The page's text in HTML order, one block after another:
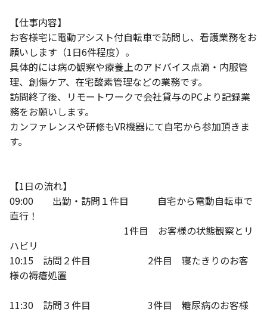
【仕事内容】
お客様宅に電動アシスト付自転車で訪問し、看護業務をお
願いします（1日6件程度）。
具体的には病の観察や療養上のアドバイス点滴・内服管
理、創傷ケア、在宅酸素管理などの業務です。
訪問終了後、リモートワークで会社貸与のPCより記録業
務をお願いします。
カンファレンスや研修もVR機器にて自宅から参加頂きま
す。
【1日の流れ】
09:00 出勤・訪問１件目 自宅から電動自転車で
直行！
1件目 お客様の状態観察とリ
ハビリ
10:15 訪問２件目 2件目 寝たきりのお客
様の褥瘡処置
11:30 訪問３件目 3件目 糖尿病のお客様